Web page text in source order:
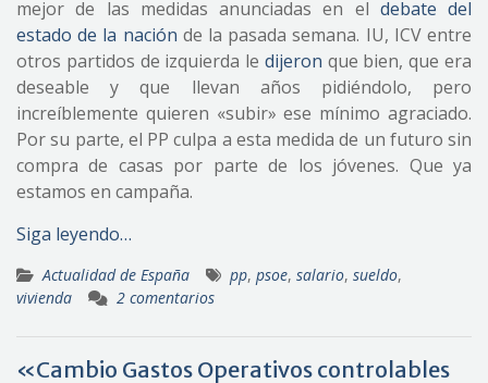
mejor de las medidas anunciadas en el debate del
estado de la nación de la pasada semana. IU, ICV entre
otros partidos de izquierda le dijeron que bien, que era
deseable y que llevan años pidiéndolo, pero
increíblemente quieren «subir» ese mínimo agraciado.
Por su parte, el PP culpa a esta medida de un futuro sin
compra de casas por parte de los jóvenes. Que ya
estamos en campaña.
Siga leyendo…
Actualidad de España pp, psoe, salario, sueldo,
vivienda
2 comentarios
«Cambio Gastos Operativos controlables